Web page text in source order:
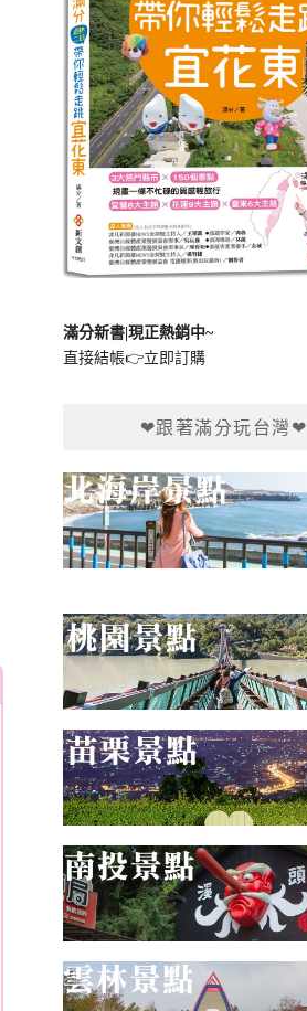
滿分新書|現正熱銷中~
直接結帳👉立即訂購
❤跟著滿分玩台灣❤